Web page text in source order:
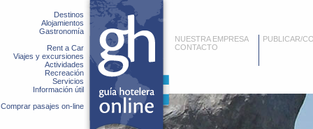
Destinos
Alojamientos
Gastronomía
Rent a Car
Viajes y excursiones
Actividades
Recreación
Servicios
Información útil
Comprar pasajes on-line
NUESTRA EMPRESA
CONTACTO
PUBLICAR/